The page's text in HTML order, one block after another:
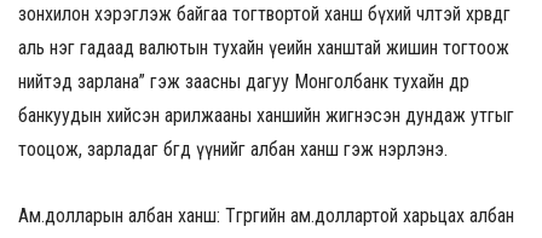
зонхилон хэрэглэж байгаа тогтвортой ханш бүхий чөлөөтэй хөрвөдөг
аль нэг гадаад валютын тухайн үеийн ханштай жишин тогтоож
нийтэд зарлана” гэж заасны дагуу Монголбанк тухайн өдөр
банкуудын хийсэн арилжааны ханшийн жигнэсэн дундаж утгыг
тооцож, зарладаг бөгөөд үүнийг албан ханш гэж нэрлэнэ.
Ам.долларын албан ханш: Төгрөгийн ам.доллартой харьцах албан